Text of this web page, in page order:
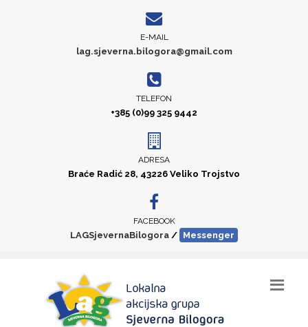
E-MAIL
lag.sjeverna.bilogora@gmail.com
TELEFON
+385 (0)99 325 9442
ADRESA
Braće Radić 28, 43226 Veliko Trojstvo
FACEBOOK
LAGSjevernaBilogora / Messenger